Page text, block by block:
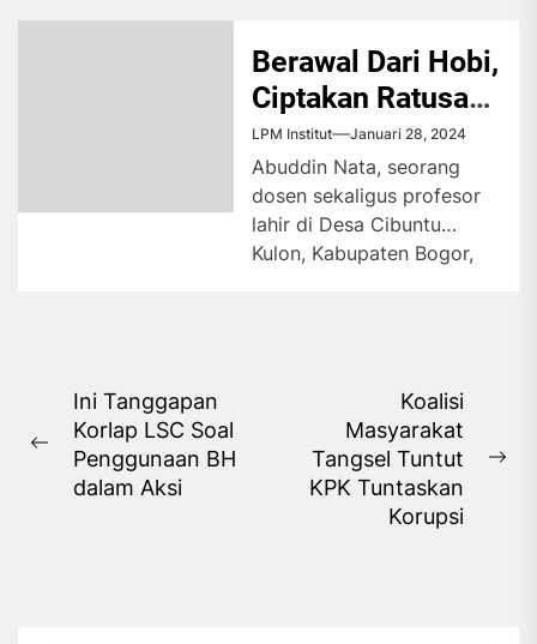
cerita perjuangan yang
menginspirasi. Dari korban
perundungan hingga
pendiri lembaga pelatihan.
Berawal Dari Hobi,
Ciptakan Ratusan
Buku
LPM Institut Januari 28, 2024
Abuddin Nata, seorang
dosen sekaligus profesor
lahir di Desa Cibuntu
Kulon, Kabupaten Bogor,
Islam pada tahun 1978 di
Institut Agama Islam
Negeri (IAIN) Syarif
Hidayatullah Jakarta.
Abuddin senang menulis
Navigasi
pos
Previous
post:
Ini Tanggapan
Korlap LSC Soal
Penggunaan BH
dalam Aksi
Koalisi
Masyarakat
Tangsel Tuntut
KPK Tuntaskan
Korupsi